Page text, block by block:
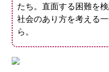
たち。直面する困難を
社会のあり方を考える
ら。